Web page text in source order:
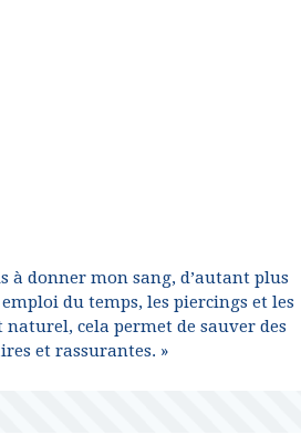
à donner mon sang, d’autant plus
du temps, les piercings et les
cela permet de sauver des
et rassurantes. »